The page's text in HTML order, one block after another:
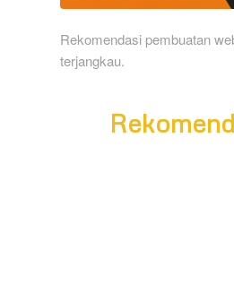
Rekomendasi pembuatan
terjangkau.